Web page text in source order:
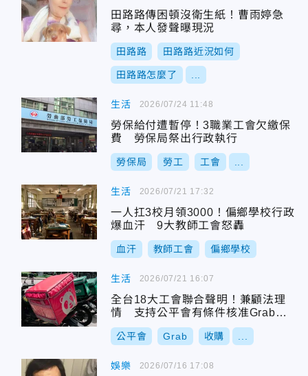
田路路傳困頓沒衛生紙！曹雨婷急
尋，本人發聲曝現況
田路路 田路路近況如何
田路路怎麼了
生活
勞保給付遭暫停！3職業工會欠繳保
費 勞保局祭出行政執行
勞保局 勞工 工會
2026/07/24 11:48
生活
一人扛3校月領3000！偏鄉學校行政
爆血汗 9大教師工會怒轟
血汗 教師工會 偏鄉學校
2026/07/21 17:32
生活
全台18大工會聯合聲明！兼顧法理
情 支持公平會有條件核准Grab收
購foodpanda
公平會 Grab 收購
2026/07/21 16:07
娛樂 2026/07/16 17:08